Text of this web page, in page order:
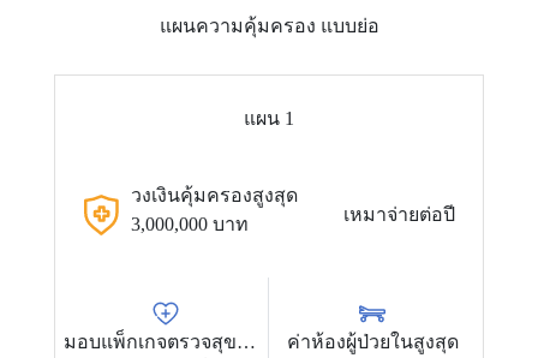
แผนความคุ้มครอง แบบย่อ
แผน 1
วงเงินคุ้มครองสูงสุด
3,000,000 บาท
เหมาจ่ายต่อปี
มอบแพ็กเกจตรวจสุขภาพ
ค่าห้องผู้ป่วยในสูงสุด